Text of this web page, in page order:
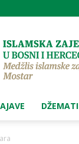
DŽEMATI